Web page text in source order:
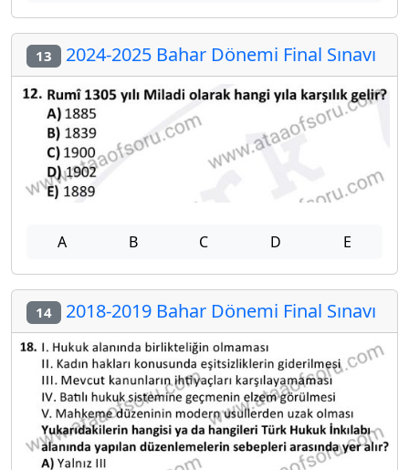
13 2024-2025 Bahar Dönemi Final Sınavı
A B C D E
14 2018-2019 Bahar Dönemi Final Sınavı